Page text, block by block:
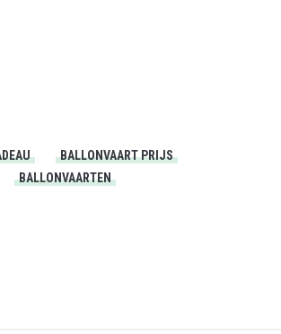
BALLONVAART PRIJS
BALLONVAARTEN